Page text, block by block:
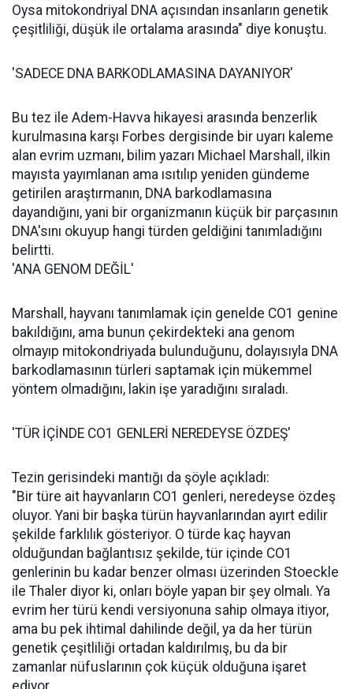
Oysa mitokondriyal DNA açısından insanların genetik
çeşitliliği, düşük ile ortalama arasında" diye konuştu.
'SADECE DNA BARKODLAMASINA DAYANIYOR'
Bu tez ile Adem-Havva hikayesi arasında benzerlik
kurulmasına karşı Forbes dergisinde bir uyarı kaleme
alan evrim uzmanı, bilim yazarı Michael Marshall, ilkin
mayısta yayımlanan ama ısıtılıp yeniden gündeme
getirilen araştırmanın, DNA barkodlamasına
dayandığını, yani bir organizmanın küçük bir parçasının
DNA'sını okuyup hangi türden geldiğini tanımladığını
belirtti.
'ANA GENOM DEĞİL'
Marshall, hayvanı tanımlamak için genelde CO1 genine
bakıldığını, ama bunun çekirdekteki ana genom
olmayıp mitokondriyada bulunduğunu, dolayısıyla DNA
barkodlamasının türleri saptamak için mükemmel
yöntem olmadığını, lakin işe yaradığını sıraladı.
'TÜR İÇİNDE CO1 GENLERİ NEREDEYSE ÖZDEŞ'
Tezin gerisindeki mantığı da şöyle açıkladı:
"Bir türe ait hayvanların CO1 genleri, neredeyse özdeş
oluyor. Yani bir başka türün hayvanlarından ayırt edilir
şekilde farklılık gösteriyor. O türde kaç hayvan
olduğundan bağlantısız şekilde, tür içinde CO1
genlerinin bu kadar benzer olması üzerinden Stoeckle
ile Thaler diyor ki, onları böyle yapan bir şey olmalı. Ya
evrim her türü kendi versiyonuna sahip olmaya itiyor,
ama bu pek ihtimal dahilinde değil, ya da her türün
genetik çeşitliliği ortadan kaldırılmış, bu da bir
zamanlar nüfuslarının çok küçük olduğuna işaret
ediyor.